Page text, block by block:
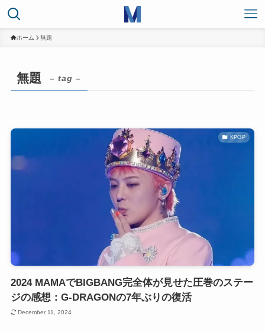
ホーム 無題
無題 – tag –
KPOP
2024 MAMAでBIGBANG完全体が見せた圧巻のステー
ジの感想：G-DRAGONの7年ぶりの復活
December 11, 2024